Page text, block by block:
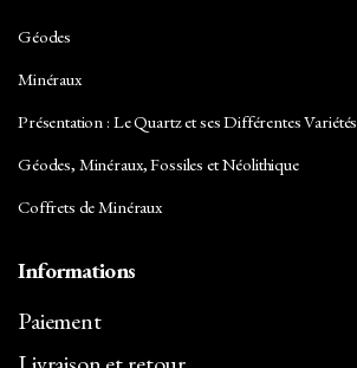
Géodes
Minéraux
Présentation : Le Quartz et ses Différentes Variétés
Géodes, Minéraux, Fossiles et Néolithique
Coffrets de Minéraux
Informations
Paiement